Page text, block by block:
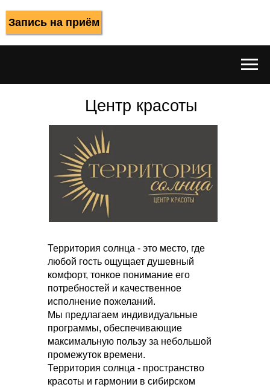
Запись на приём
Территория солнца - это место, где
любой гость ощущает душевный
комфорт, тонкое понимание его
потребностей и качественное
исполнение пожеланий.
Мы предлагаем индивидуальные
программы, обеспечивающие
максимальную пользу за небольшой
промежуток времени.
Территория солнца - пространство
красоты и гармонии в сибирском
Центр красоты